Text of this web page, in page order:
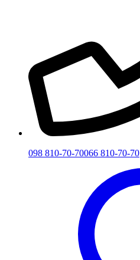
098 810-70-70066 810-70-70